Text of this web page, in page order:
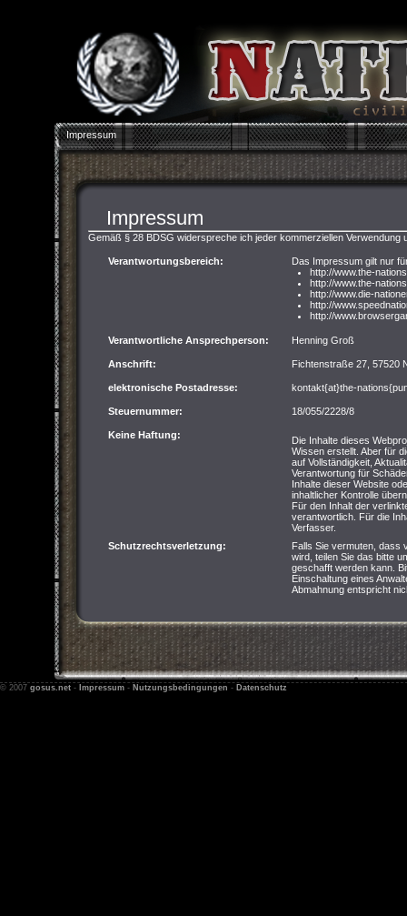
Impressum
Impressum
Gemäß § 28 BDSG widerspreche ich jeder kommerziellen Verwendung
Verantwortungsbereich:
Das Impressum gilt nur
http://www.the-
http://www.the-
http://www.die-
http://
http://
Verantwortliche Ansprechperson: Henning Groß
Anschrift: Fichtenstraße 27, 57520
elektronische Postadresse: kontakt{at}the-
Steuernummer: 18/055/2228/8
Keine Haftung:
Die Inhalte dieses
Wissen erstellt. Aber für
auf Vollständigkeit,
Verantwortung für
Inhalte dieser Website
inhaltlicher Kontrolle
Für den Inhalt der
verantwortlich. Für die
Verfasser.
Schutzrechtsverletzung:
Falls Sie vermuten, dass
wird, teilen Sie das bitte
geschafft werden kann.
Einschaltung eines
Abmahnung entspricht
© 2007 gosus.net - Impressum - Nutzungsbedingungen - Datenschutz